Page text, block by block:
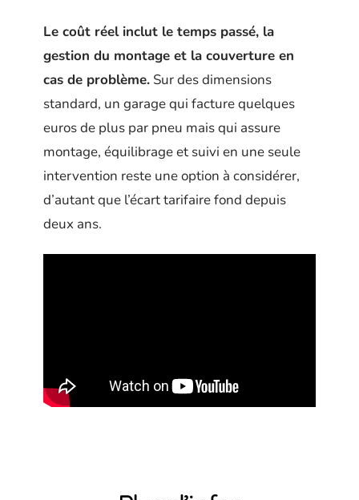
Le coût réel inclut le temps passé, la
gestion du montage et la couverture en
cas de problème. Sur des dimensions
standard, un garage qui facture quelques
euros de plus par pneu mais qui assure
montage, équilibrage et suivi en une seule
intervention reste une option à considérer,
d’autant que l’écart tarifaire fond depuis
deux ans.